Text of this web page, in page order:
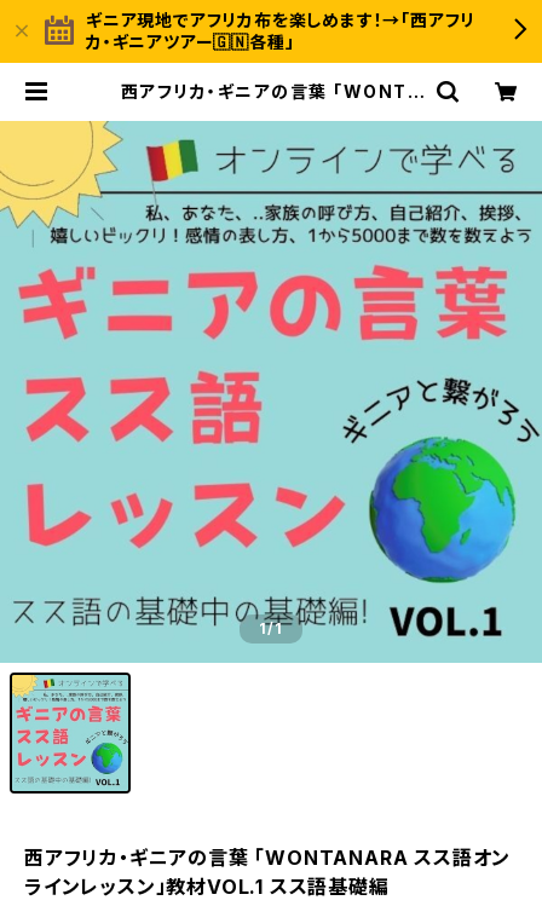
ギニア現地でアフリカ布を楽しめます！→「西アフリ
カ・ギニアツアー🇬🇳各種」
西アフリカ・ギニアの言葉 「WONTA
材VOL.1 スス語基礎編 | 〈INUWALI
AFRICA イヌワリアフリカ〉ギニア発
のアフリカ布ファッション＆ジャンベの
オンラインストア
1/1
西アフリカ・ギニアの言葉 「WONTANARA スス語オン
ラインレッスン」教材VOL.1 スス語基礎編